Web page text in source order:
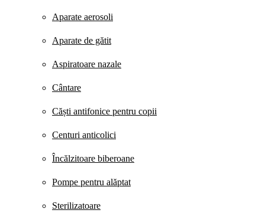
Aparate aerosoli
Aparate de gătit
Aspiratoare nazale
Cântare
Căști antifonice pentru copii
Centuri anticolici
Încălzitoare biberoane
Pompe pentru alăptat
Sterilizatoare